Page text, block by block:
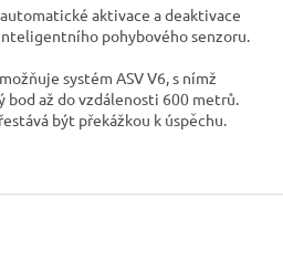
aktivace a deaktivace
pohybového senzoru.
systém ASV V6, s nímž
až do vzdálenosti 600 metrů.
být překážkou k úspěchu.